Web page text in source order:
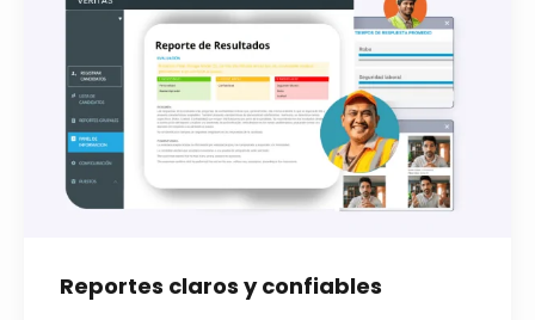
Reportes claros y confiables